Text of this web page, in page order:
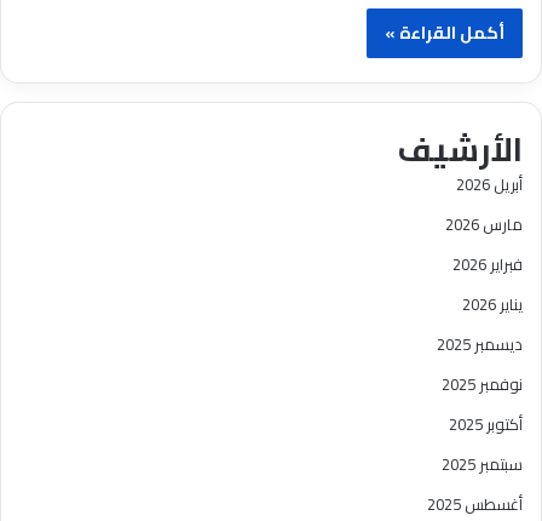
أكمل القراءة »
الأرشيف
أبريل 2026
مارس 2026
فبراير 2026
يناير 2026
ديسمبر 2025
نوفمبر 2025
أكتوبر 2025
سبتمبر 2025
أغسطس 2025